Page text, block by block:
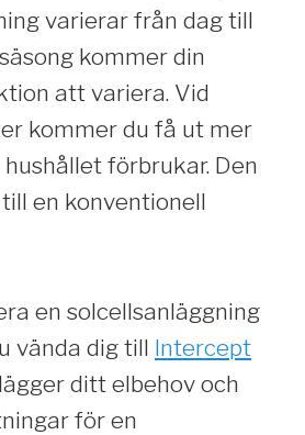
varierar från dag till
kommer din
att variera. Vid
kommer du få ut mer
förbrukar. Den
en konventionell
en solcellsanläggning
vända dig till Intercept
ditt elbehov och
för en